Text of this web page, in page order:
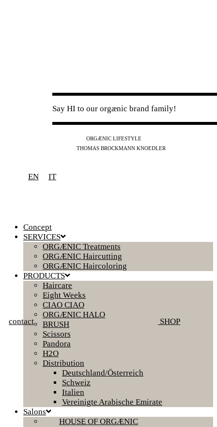
Say HI to our orgænic brand family!
ORGÆNIC LIFESTYLE
THOMAS BROCKMANN KNOEDLER
EN IT
contact SHOP
Concept
SERVICES
ORGÆNIC Treatments
ORGÆNIC Haircutting
ORGÆNIC Haircoloring
PRODUCTS
Haircare
Eight Weeks
CIAO CIAO
ORGÆNIC HALO
BRUSH
Scissors
Pandora
H2O
Distribution
Deutschland/Österreich
Schweiz
Italien
Vereinigte Arabische Emirate
Salons
HOUSE OF ORGÆNIC